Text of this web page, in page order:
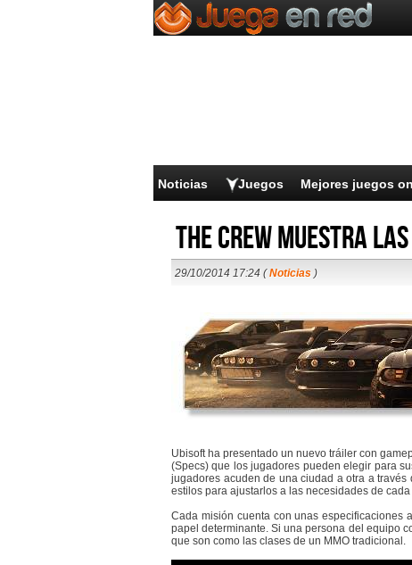
Noticias Juegos Mejores juegos
The Crew muestra
29/10/2014 17:24 (Noticias )
Ubisoft ha presentado un nuevo tráiler con
(Specs) que los jugadores pueden elegir para
jugadores acuden de una ciudad a otra a
estilos para ajustarlos a las necesidades de
Cada misión cuenta con unas
papel determinante. Si una persona del equipo
que son como las clases de un MMO tradicional.